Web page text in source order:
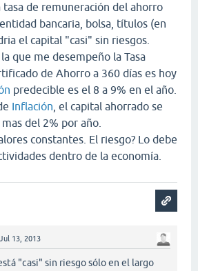
tasa de remuneración del ahorro
bancaria, bolsa, títulos (en
el capital "casi" sin riesgos.
que me desempeño la Tasa
de Ahorro a 360 días es hoy
predecible es el 8 a 9% en el año.
Inflación , el capital ahorrado se
del 2% por año.
constantes. El riesgo? Lo debe
dentro de la economía.
Jul 13, 2013
"casi" sin riesgo sólo en el largo